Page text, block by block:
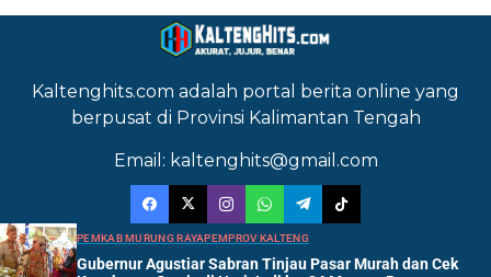
Kaltenghits.com adalah portal berita online yang
berpusat di Provinsi Kalimantan Tengah
Email: kaltenghits@gmail.com
PEMKAB MURUNG RAYAPEMPROV KALTENG
Gubernur Agustiar Sabran Tinjau Pasar Murah dan Cek